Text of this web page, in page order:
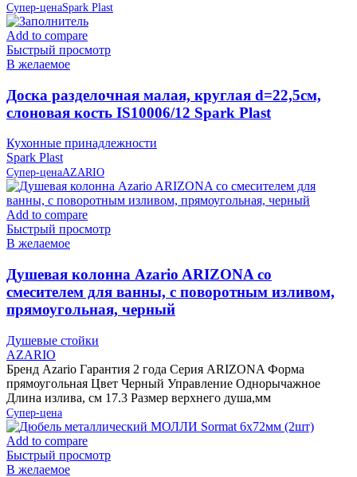
Супер-ценаSpark Plast
Add to compare
Быстрый просмотр
В желаемое
Доска разделочная малая, круглая d=22,5см,
слоновая кость IS10006/12 Spark Plast
Кухонные принадлежности
Spark Plast
Супер-ценаAZARIO
Add to compare
Быстрый просмотр
В желаемое
Душевая колонна Azario ARIZONA со
смесителем для ванны, с поворотным изливом,
прямоугольная, черный
Душевые стойки
AZARIO
Бренд Azario Гарантия 2 года Серия ARIZONA Форма
прямоугольная Цвет Черный Управление Однорычажное
Длина излива, см 17.3 Размер верхнего душа,мм
Супер-цена
Add to compare
Быстрый просмотр
В желаемое